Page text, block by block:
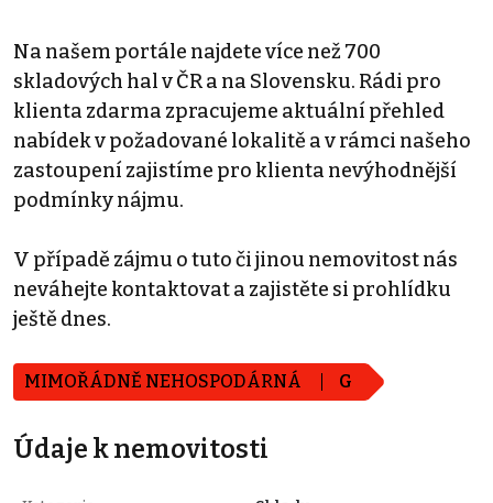
Na našem portále najdete více než 700
skladových hal v ČR a na Slovensku. Rádi pro
klienta zdarma zpracujeme aktuální přehled
nabídek v požadované lokalitě a v rámci našeho
zastoupení zajistíme pro klienta nevýhodnější
podmínky nájmu.
V případě zájmu o tuto či jinou nemovitost nás
neváhejte kontaktovat a zajistěte si prohlídku
ještě dnes.
MIMOŘÁDNĚ NEHOSPODÁRNÁ G
Údaje k nemovitosti